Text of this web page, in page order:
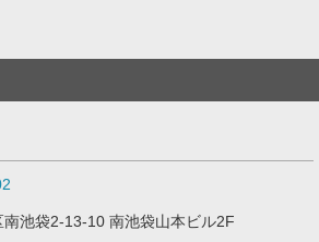
南池袋2-13-10 南池袋山本ビル2F